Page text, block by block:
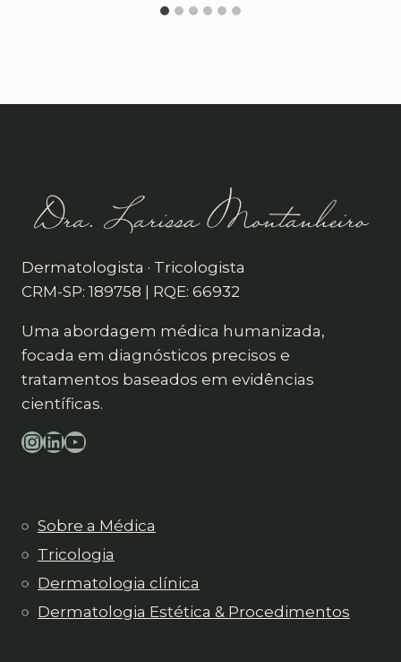
Dermatologista · Tricologista
CRM-SP: 189758 | RQE: 66932
Uma abordagem médica humanizada,
focada em diagnósticos precisos e
tratamentos baseados em evidências
científicas.
Instagram
LinkedIn
YouTube
Sobre a Médica
Tricologia
Dermatologia clínica
Dermatologia Estética & Procedimentos